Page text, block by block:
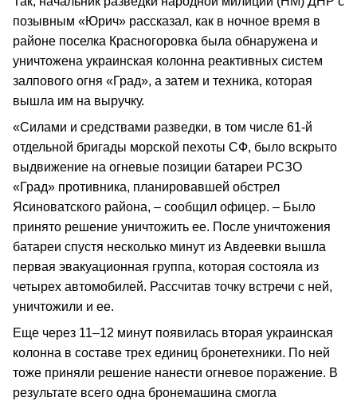
позывным «Юрич» рассказал, как в ночное время в
районе поселка Красногоровка была обнаружена и
уничтожена украинская колонна реактивных систем
залпового огня «Град», а затем и техника, которая
вышла им на выручку.
«Силами и средствами разведки, в том числе 61-й
отдельной бригады морской пехоты СФ, было вскрыто
выдвижение на огневые позиции батареи РСЗО
«Град» противника, планировавшей обстрел
Ясиноватского района, – сообщил офицер. – Было
принято решение уничтожить ее. После уничтожения
батареи спустя несколько минут из Авдеевки вышла
первая эвакуационная группа, которая состояла из
четырех автомобилей. Рассчитав точку встречи с ней,
уничтожили и ее.
Еще через 11–12 минут появилась вторая украинская
колонна в составе трех единиц бронетехники. По ней
тоже приняли решение нанести огневое поражение. В
результате всего одна бронемашина смогла